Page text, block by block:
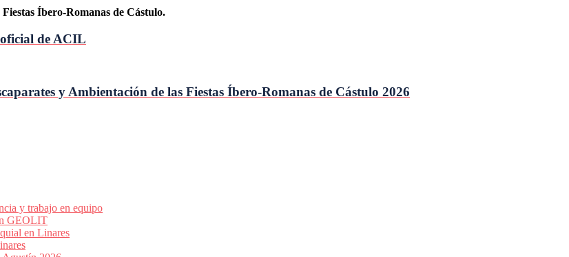
Íbero-Romanas de Cástulo.
oficial de ACIL
y Ambientación de las Fiestas Íbero-Romanas de Cástulo 2026
y trabajo en equipo
GEOLIT
en Linares